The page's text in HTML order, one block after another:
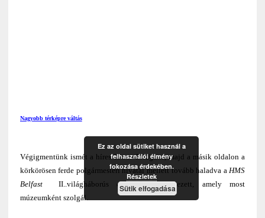
Nagyobb térképre váltás
Végigmentünk ismét a híresTower Bridge-n, majd a másik oldalon a
körkörösen ferde polgármesteri hivatal mellett tovább haladva a HMS
BelfastII..világháborús csatahajó következett, amely most
múzeumként szolgál.
Ez az oldal sütiket használ a
felhasználói élmény
fokozása érdekében.
Részletek
Sütik elfogadása